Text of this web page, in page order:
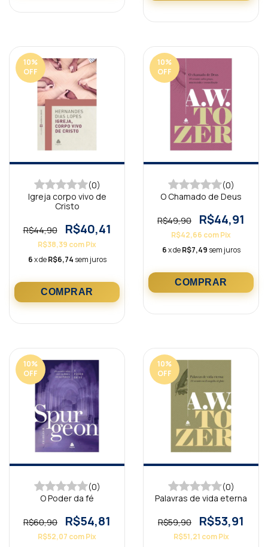
10%
OFF
(0)
Igreja corpo vivo de
Cristo
R$44,90 R$40,41
R$38,39 comPix
6x deR$6,74 sem juros
10%
OFF
(0)
O Chamado de Deus
R$49,90 R$44,91
R$42,66 comPix
6x deR$7,49 sem juros
10%
OFF
(0)
O Poder da fé
R$60,90 R$54,81
R$52,07 comPix
10%
OFF
(0)
Palavras de vida eterna
R$59,90 R$53,91
R$51,21 com Pix